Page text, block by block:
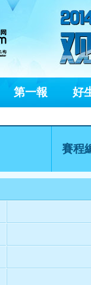
第一報 好
賽程